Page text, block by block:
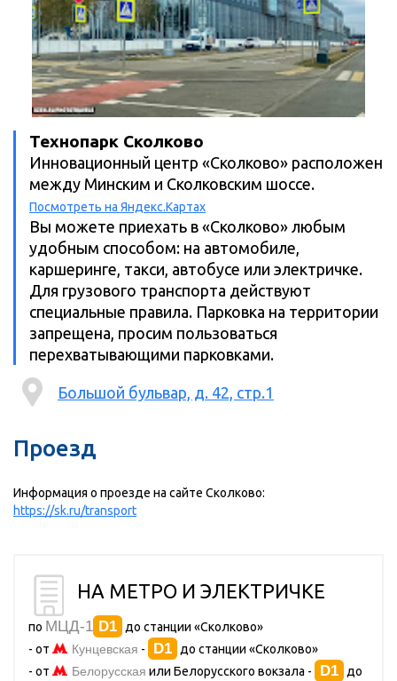
Технопарк Сколково
Инновационный центр «Сколково» расположен
между Минским и Сколковским шоссе.
Посмотреть на Яндекс.Картах
Вы можете приехать в «Сколково» любым
удобным способом: на автомобиле,
каршеринге, такси, автобусе или электричке.
Для грузового транспорта действуют
специальные правила. Парковка на территории
запрещена, просим пользоваться
перехватывающими парковками.
Большой бульвар, д. 42, стр.1
Проезд
Информация о проезде на сайте Сколково:
https://sk.ru/transport
НА МЕТРО И ЭЛЕКТРИЧКЕ
по МЦД-1 D1
до станции «Сколково»
- от
Кунцевская - D1
до станции «Сколково»
- от
Белорусская или Белорусского вокзала - D1
до